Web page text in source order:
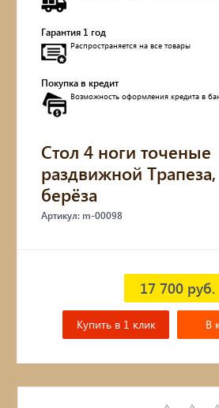
Кухонные уголки
Подвесные кресла
Гарантия 1 год
Распространяется на все товары
Покупка в кредит
Возможность оформления кредита в
Стол 4 ноги точеные
раздвижной
берёза
Артикул: m-00098
17 700 руб.
В
Купить в 1 клик